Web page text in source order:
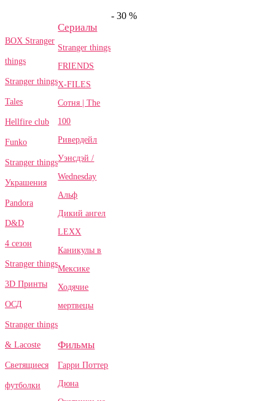
BOX Stranger
things
Stranger things
Tales
Hellfire club
Funko
Stranger things
Украшения
Pandora
D&D
4 сезон
Stranger things
3D Принты
ОСД
Stranger things
& Lacoste
Светящиеся
футболки
Сериалы
Stranger things
FRIENDS
X-FILES
Сотня | The
100
Ривердейл
Уэнсдэй /
Wednesday
Альф
Дикий ангел
LEXX
Каникулы в
Мексике
Ходячие
мертвецы
Фильмы
Гарри Поттер
Дюна
- 30 %